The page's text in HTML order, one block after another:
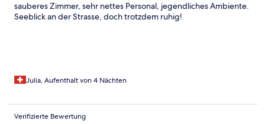
sauberes Zimmer, sehr nettes Personal, jegendliches Ambiente.
Seeblick an der Strasse, doch trotzdem ruhig!
Julia, Aufenthalt von 4 Nächten
Verifizierte Bewertung